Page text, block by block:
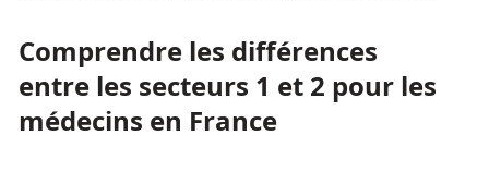
Comprendre les différences
entre les secteurs 1 et 2 pour les
médecins en France